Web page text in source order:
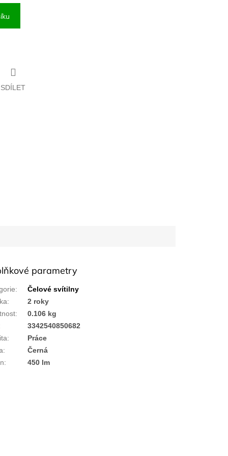
SDÍLET
parametry
:
Čelové svítilny
:
2 roky
:
0.106 kg
3342540850682
:
Práce
:
Černá
: 450 lm